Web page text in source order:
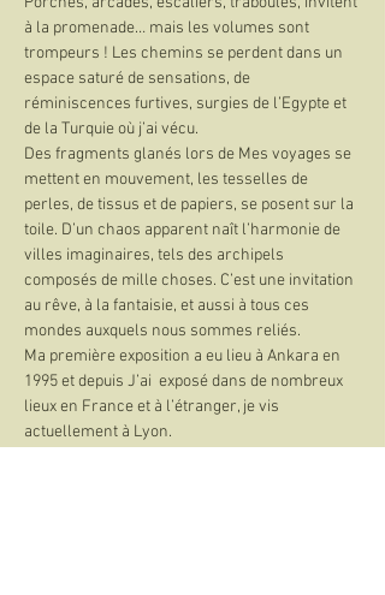
à la promenade… mais les volumes sont
trompeurs ! Les chemins se perdent dans un
espace saturé de sensations, de
réminiscences furtives, surgies de l’Egypte et
de la Turquie où j’ai vécu.
Des fragments glanés lors de Mes voyages se
mettent en mouvement, les tesselles de
perles, de tissus et de papiers, se posent sur la
toile. D’un chaos apparent naît l’harmonie de
villes imaginaires, tels des archipels
composés de mille choses. C’est une invitation
au rêve, à la fantaisie, et aussi à tous ces
mondes auxquels nous sommes reliés.
Ma première exposition a eu lieu à Ankara en
1995 et depuis J’ai  exposé dans de nombreux
lieux en France et à l’étranger, je vis
actuellement à Lyon.